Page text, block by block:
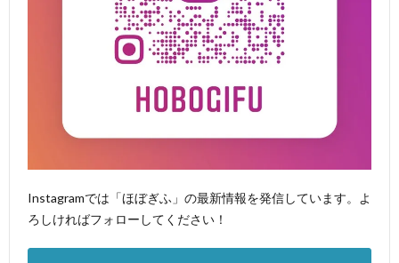
Instagramでは「ほぼぎふ」の最新情報を発信しています。よ
ろしければフォローしてください！